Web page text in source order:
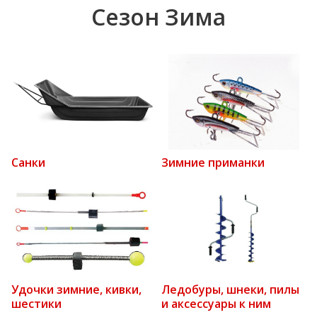
Сезон Зима
Санки Зимние приманки
Удочки зимние, кивки,
шестики
Ледобуры, шнеки, пилы
и аксессуары к ним